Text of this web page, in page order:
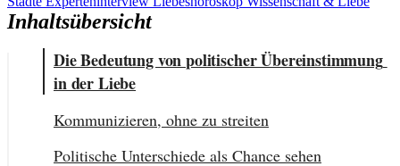
Inhaltsübersicht
Die Bedeutung von politischer Übereinstimmung
in der Liebe
Kommunizieren, ohne zu streiten
Politische Unterschiede als Chance sehen